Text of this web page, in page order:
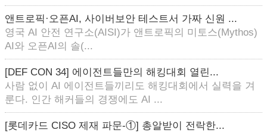
앤트로픽·오픈AI, 사이버보안 테스트서 가짜 신원 ...
영국 AI 안전 연구소(AISI)가 앤트로픽의 미토스(Mythos)
AI와 오픈AI의 솔(...
[DEF CON 34] 에이전트들만의 해킹대회 열린...
사람 없이 AI 에이전트들끼리도 해킹대회에서 실력을 겨
룬다. 인간 해커들의 경쟁에도 AI ...
[롯데카드 CISO 제재 파문-①] 총알받이 전락한...